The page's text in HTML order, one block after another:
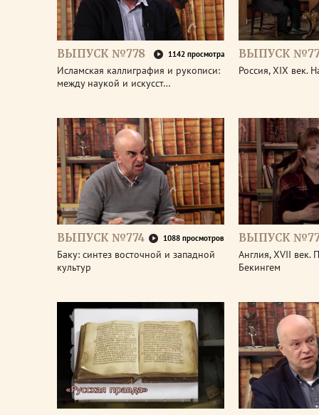
ВЫПУСК №778 1142 просмотра
Исламская каллиграфия и рукописи:
между наукой и искусст…
ВЫПУСК
Россия, XIX век.
ВЫПУСК №774 1088 просмотров
Баку: синтез восточной и западной
культур
ВЫПУСК
Англия, XVII век.
Бекингем